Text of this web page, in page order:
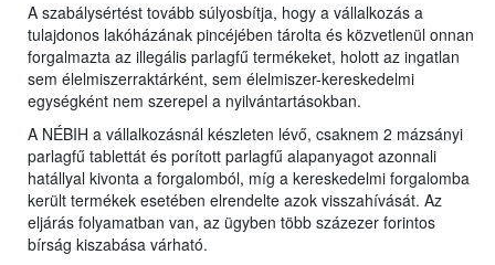
A szabálysértést tovább súlyosbítja, hogy a vállalkozás a
tulajdonos lakóházának pincéjében tárolta és közvetlenül onnan
forgalmazta az illegális parlagfű termékeket, holott az ingatlan
sem élelmiszerraktárként, sem élelmiszer-kereskedelmi
egységként nem szerepel a nyilvántartásokban.
A NÉBIH a vállalkozásnál készleten lévő, csaknem 2 mázsányi
parlagfű tablettát és porított parlagfű alapanyagot azonnali
hatállyal kivonta a forgalomból, míg a kereskedelmi forgalomba
került termékek esetében elrendelte azok visszahívását. Az
eljárás folyamatban van, az ügyben több százezer forintos
bírság kiszabása várható.